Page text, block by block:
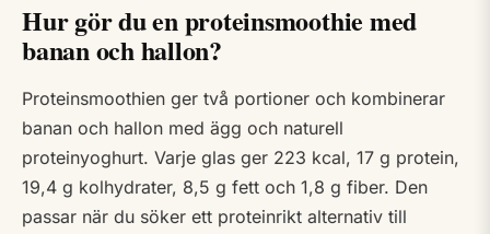
Hur gör du en proteinsmoothie med
banan och hallon?
Proteinsmoothien ger två portioner och kombinerar
banan och hallon med ägg och naturell
proteinyoghurt. Varje glas ger 223 kcal, 17 g protein,
19,4 g kolhydrater, 8,5 g fett och 1,8 g fiber. Den
passar när du söker ett proteinrikt alternativ till